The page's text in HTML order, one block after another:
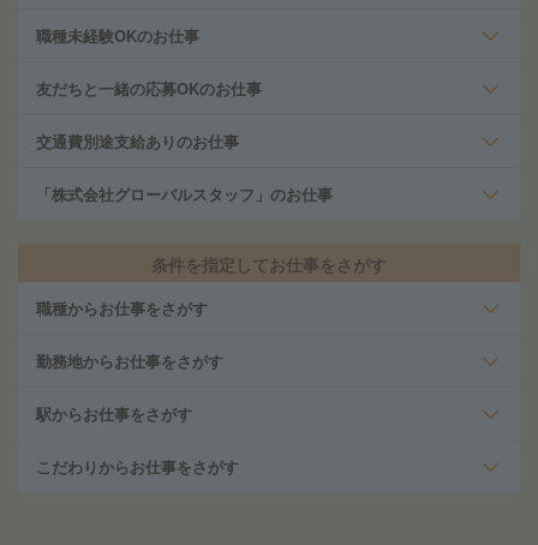
職種未経験OKのお仕事
友だちと一緒の応募OKのお仕事
交通費別途支給ありのお仕事
「株式会社グローバルスタッフ」のお仕事
条件を指定してお仕事をさがす
職種からお仕事をさがす
勤務地からお仕事をさがす
駅からお仕事をさがす
こだわりからお仕事をさがす